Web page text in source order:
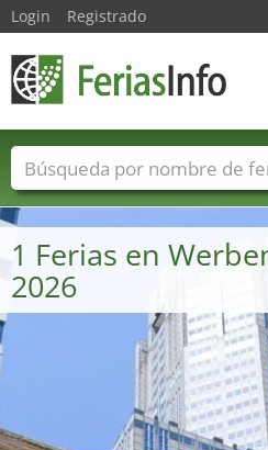
1 Ferias en
2026
Login Registrado
Nombres de ferias Países
Sectores de ferias
Sectores de proveedor de